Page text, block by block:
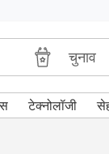
चुनाव
टेक्नोलॉजी